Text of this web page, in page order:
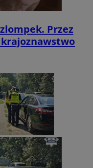
Przez